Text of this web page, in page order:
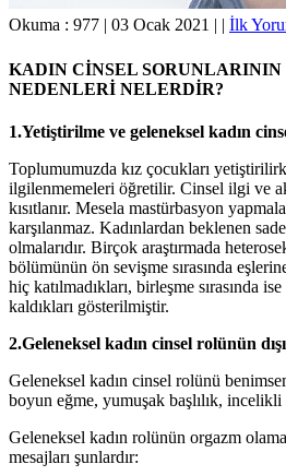
Okuma : 977 | 03 Ocak 2021 | | İlk
KADIN CİNSEL SORUNLARININ
NEDENLERİ NELERDİR?
1.Yetiştirilme ve geleneksel kadın
Toplumumuzda kız çocukları
ilgilenmemeleri öğretilir. Cinsel ilgi ve
kısıtlanır. Mesela mastürbasyon
karşılanmaz. Kadınlardan beklenen
olmalarıdır. Birçok araştırmada
bölümünün ön sevişme sırasında
hiç katılmadıkları, birleşme sırasında
kaldıkları gösterilmiştir.
2.Geleneksel kadın cinsel rolünün
Geleneksel kadın cinsel rolünü
boyun eğme, yumuşak başlılık,
Geleneksel kadın rolünün orgazm
mesajları şunlardır: